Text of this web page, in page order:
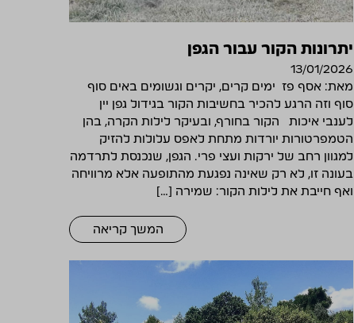
יתרונות הקור עבור הגפן
13/01/2026
מאת: אסף פז ימים קרים, יקרים וגשומים באים סוף
סוף וזה הרגע להכיר בחשיבות הקור בגידול גפן יין
לענבי איכות הקור בחורף, ובעיקר לילות הקרה, בהן
הטמפרטורות יורדות מתחת לאפס עלולות להזיק
למגוון רחב של ירקות ועצי פרי. הגפן, שנכנסת לתרדמה
בעונה זו, לא רק שאינה נפגעת מהתופעה אלא מרוויחה
ואף חייבת את לילות הקור: שמירה […]
המשך קריאה